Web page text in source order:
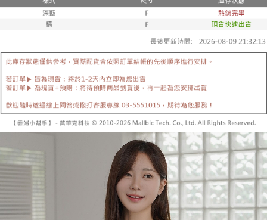
離島郵局配送
每筆NT$90，滿NT$999(含以上)免運費
【宇迅國際】限一般住址，不支援智能櫃 查看運費